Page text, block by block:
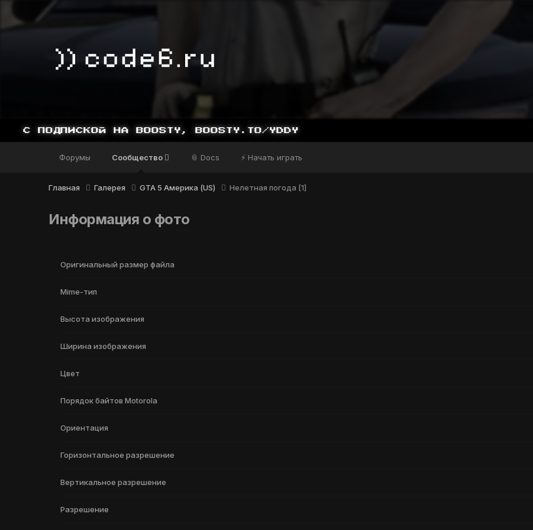
НА BOOSTY, BOOSTY.TO/YDDY
Форумы Сообщество 📎 Docs ⚡ Начать играть
Главная Галерея GTA 5 Америка (US) Нелетная погода [1]
Информация о фото
Оригинальный размер файла
Mime-тип
Высота изображения
Ширина изображения
Цвет
Порядок байтов Motorola
Ориентация
Горизонтальное разрешение
Вертикальное разрешение
Разрешение